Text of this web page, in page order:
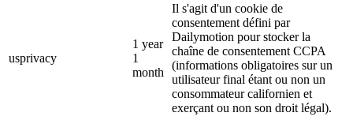
usprivacy
1 year
1
month
Il s'agit d'un cookie de
consentement défini par
Dailymotion pour stocker la
chaîne de consentement CCPA
(informations obligatoires sur un
utilisateur final étant ou non un
consommateur californien et
exerçant ou non son droit légal).